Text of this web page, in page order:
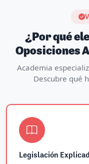
¿Por qué
Oposiciones
Academia
Descubre qué
Legislación